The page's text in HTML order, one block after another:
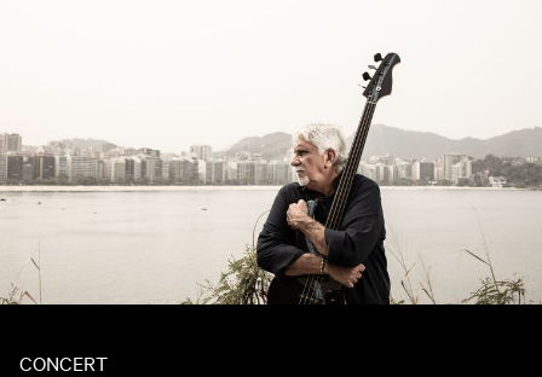
CONCERT